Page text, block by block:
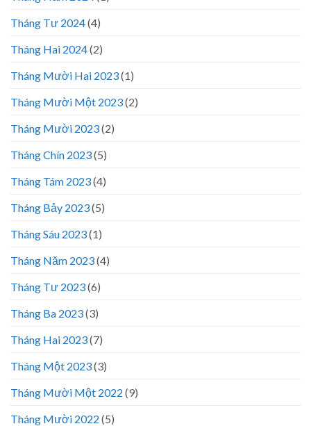
Tháng Tư 2024(4)
Tháng Hai 2024(2)
Tháng Mười Hai 2023(1)
Tháng Mười Một 2023(2)
Tháng Mười 2023(2)
Tháng Chín 2023(5)
Tháng Tám 2023(4)
Tháng Bảy 2023(5)
Tháng Sáu 2023(1)
Tháng Năm 2023(4)
Tháng Tư 2023(6)
Tháng Ba 2023(3)
Tháng Hai 2023(7)
Tháng Một 2023(3)
Tháng Mười Một 2022 (9)
Tháng Mười 2022 (5)